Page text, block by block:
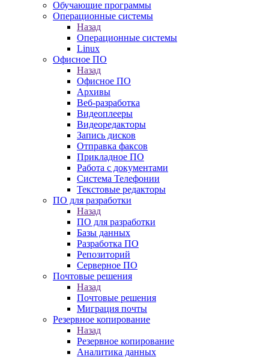
Обучающие программы
Операционные системы
Назад
Операционные системы
Linux
Офисное ПО
Назад
Офисное ПО
Архивы
Веб-разработка
Видеоплееры
Видеоредакторы
Запись дисков
Отправка факсов
Прикладное ПО
Работа с документами
Система Телефонии
Текстовые редакторы
ПО для разработки
Назад
ПО для разработки
Базы данных
Разработка ПО
Репозиторий
Серверное ПО
Почтовые решения
Назад
Почтовые решения
Миграция почты
Резервное копирование
Назад
Резервное копирование
Аналитика данных